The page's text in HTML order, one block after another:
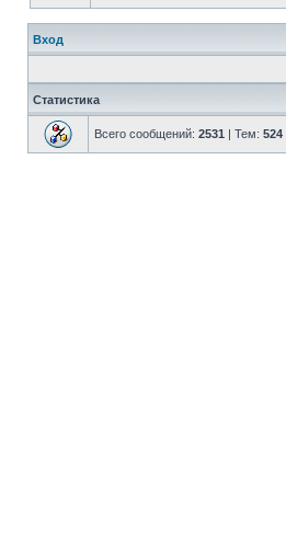
Вход
Статистика
Всего сообщений: 2531 | Тем: 524